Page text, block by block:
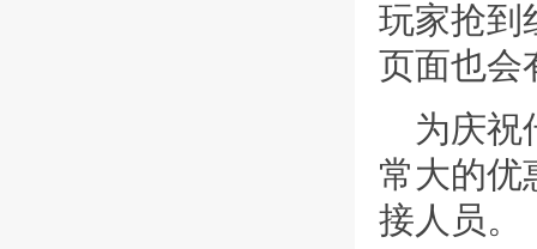
玩家抢到
页面也会
为庆祝
常大的优
接人员。